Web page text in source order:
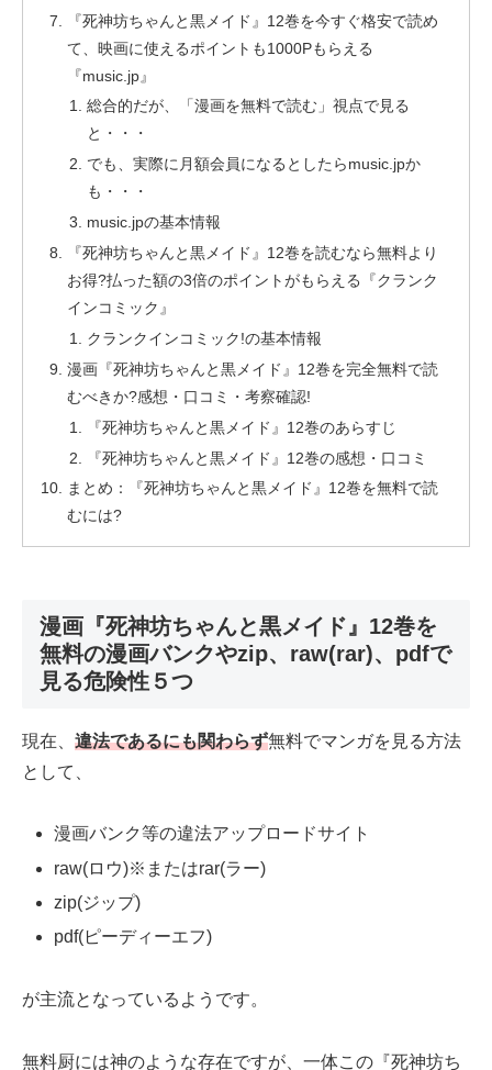
『死神坊ちゃんと黒メイド』12巻を今すぐ格安で読め
て、映画に使えるポイントも1000Pもらえる
『music.jp』
総合的だが、「漫画を無料で読む」視点で見る
と・・・
でも、実際に月額会員になるとしたらmusic.jpか
も・・・
music.jpの基本情報
『死神坊ちゃんと黒メイド』12巻を読むなら無料より
お得?払った額の3倍のポイントがもらえる『クランク
インコミック』
クランクインコミック!の基本情報
漫画『死神坊ちゃんと黒メイド』12巻を完全無料で読
むべきか?感想・口コミ・考察確認!
『死神坊ちゃんと黒メイド』12巻のあらすじ
『死神坊ちゃんと黒メイド』12巻の感想・口コミ
まとめ：『死神坊ちゃんと黒メイド』12巻を無料で読
むには?
漫画『死神坊ちゃんと黒メイド』12巻を
無料の漫画バンクやzip、raw(rar)、pdfで
見る危険性５つ
現在、 違法であるにも関わらず無料でマンガを見る方法
として、
漫画バンク等の違法アップロードサイト
raw(ロウ)※またはrar(ラー)
zip(ジップ)
pdf(ピーディーエフ)
が主流となっているようです。
無料厨には神のような存在ですが、一体この『死神坊ち